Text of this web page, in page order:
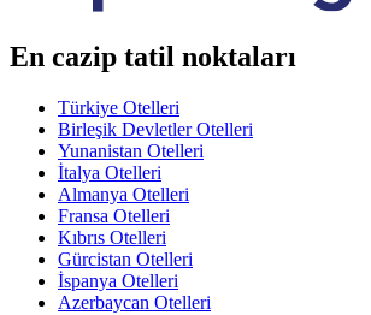
En cazip tatil noktaları
Türkiye Otelleri
Birleşik Devletler Otelleri
Yunanistan Otelleri
İtalya Otelleri
Almanya Otelleri
Fransa Otelleri
Kıbrıs Otelleri
Gürcistan Otelleri
İspanya Otelleri
Azerbaycan Otelleri